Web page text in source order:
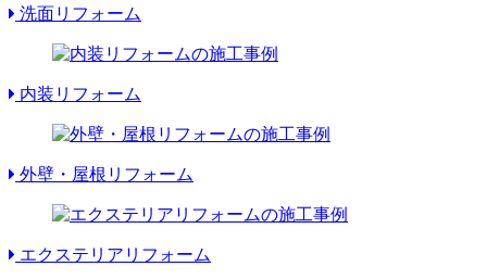
洗面リフォーム
内装リフォーム
外壁・屋根リフォーム
エクステリアリフォーム